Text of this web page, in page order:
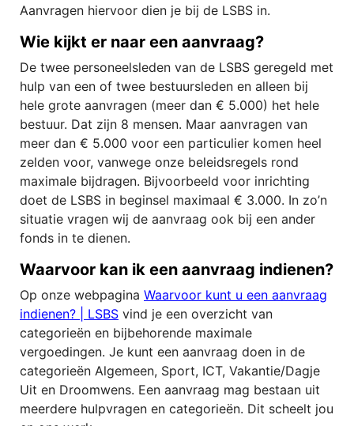
Aanvragen hiervoor dien je bij de LSBS in.
Wie kijkt er naar een aanvraag?
De twee personeelsleden van de LSBS geregeld met
hulp van een of twee bestuursleden en alleen bij
hele grote aanvragen (meer dan € 5.000) het hele
bestuur. Dat zijn 8 mensen. Maar aanvragen van
meer dan € 5.000 voor een particulier komen heel
zelden voor, vanwege onze beleidsregels rond
maximale bijdragen. Bijvoorbeeld voor inrichting
doet de LSBS in beginsel maximaal € 3.000. In zo’n
situatie vragen wij de aanvraag ook bij een ander
fonds in te dienen.
Waarvoor kan ik een aanvraag indienen?
Op onze webpagina Waarvoor kunt u een aanvraag
indienen? | LSBS vind je een overzicht van
categorieën en bijbehorende maximale
vergoedingen. Je kunt een aanvraag doen in de
categorieën Algemeen, Sport, ICT, Vakantie/Dagje
Uit en Droomwens. Een aanvraag mag bestaan uit
meerdere hulpvragen en categorieën. Dit scheelt jou